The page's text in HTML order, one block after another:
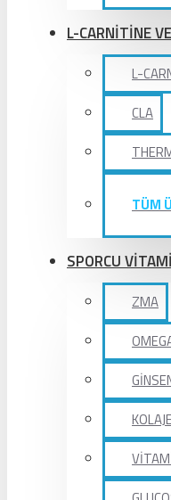
L-CARNİTİNE
L-
CLA
TÜM
SPORCU
ZMA